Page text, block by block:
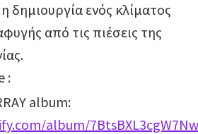
δημιουργία ενός κλίματος
από τις πιέσεις της
:
album:
album/